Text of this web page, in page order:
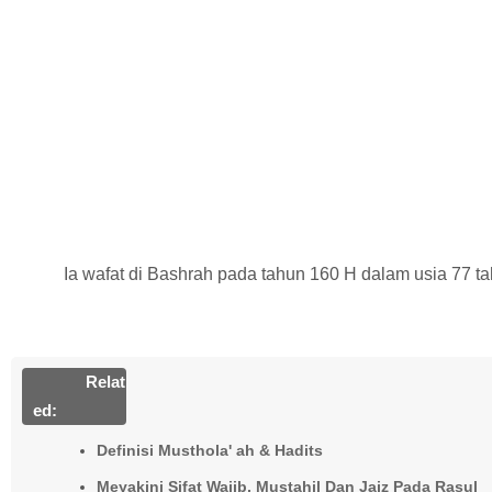
Ia wafat di Bashrah pada tahun 160 H dalam usia 77
Relat
Ed:
Definisi Musthola' ah & Hadits
Meyakini Sifat Wajib, Mustahil Dan Jaiz Pada Rasul